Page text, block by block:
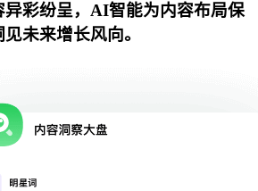
彩纷呈，AI智能为内容布局保
未来增长风向。